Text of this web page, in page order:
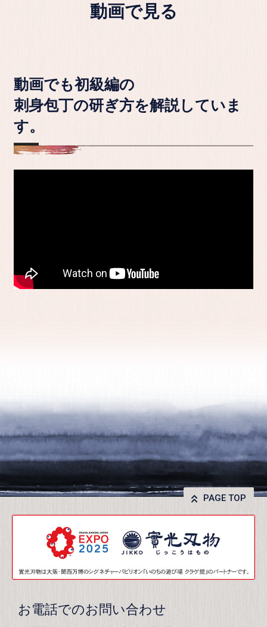
動画で見る
動画でも初級編の
刺身包丁の研ぎ方を解説していま
す。
PAGE TOP
お電話でのお問い合わせ